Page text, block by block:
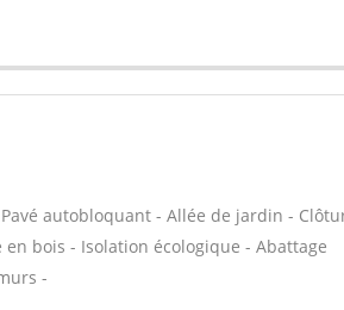
autobloquant - Allée de jardin -
bois - Isolation écologique - Abattage
-